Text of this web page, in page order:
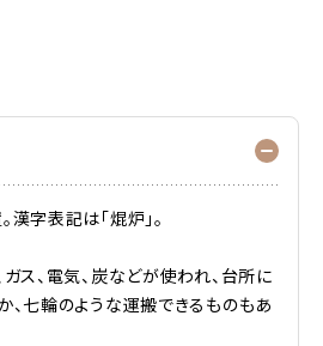
字表記は「焜炉」。
ス、電気、炭などが使われ、台所に
、七輪のような運搬できるものもあ